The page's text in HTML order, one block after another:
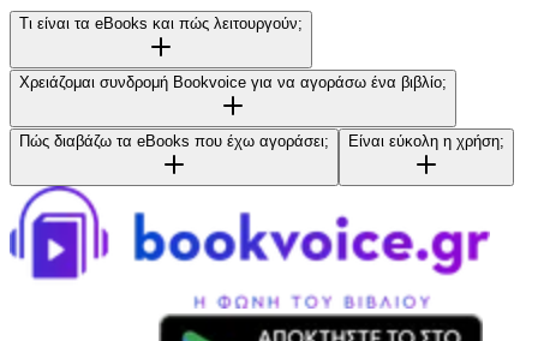
Τι είναι τα eBooks και πώς λειτουργούν;
Χρειάζομαι συνδρομή Bookvoice για να αγοράσω ένα βιβλίο;
Πώς διαβάζω τα eBooks που έχω αγοράσει; Είναι εύκολη η χρήση;